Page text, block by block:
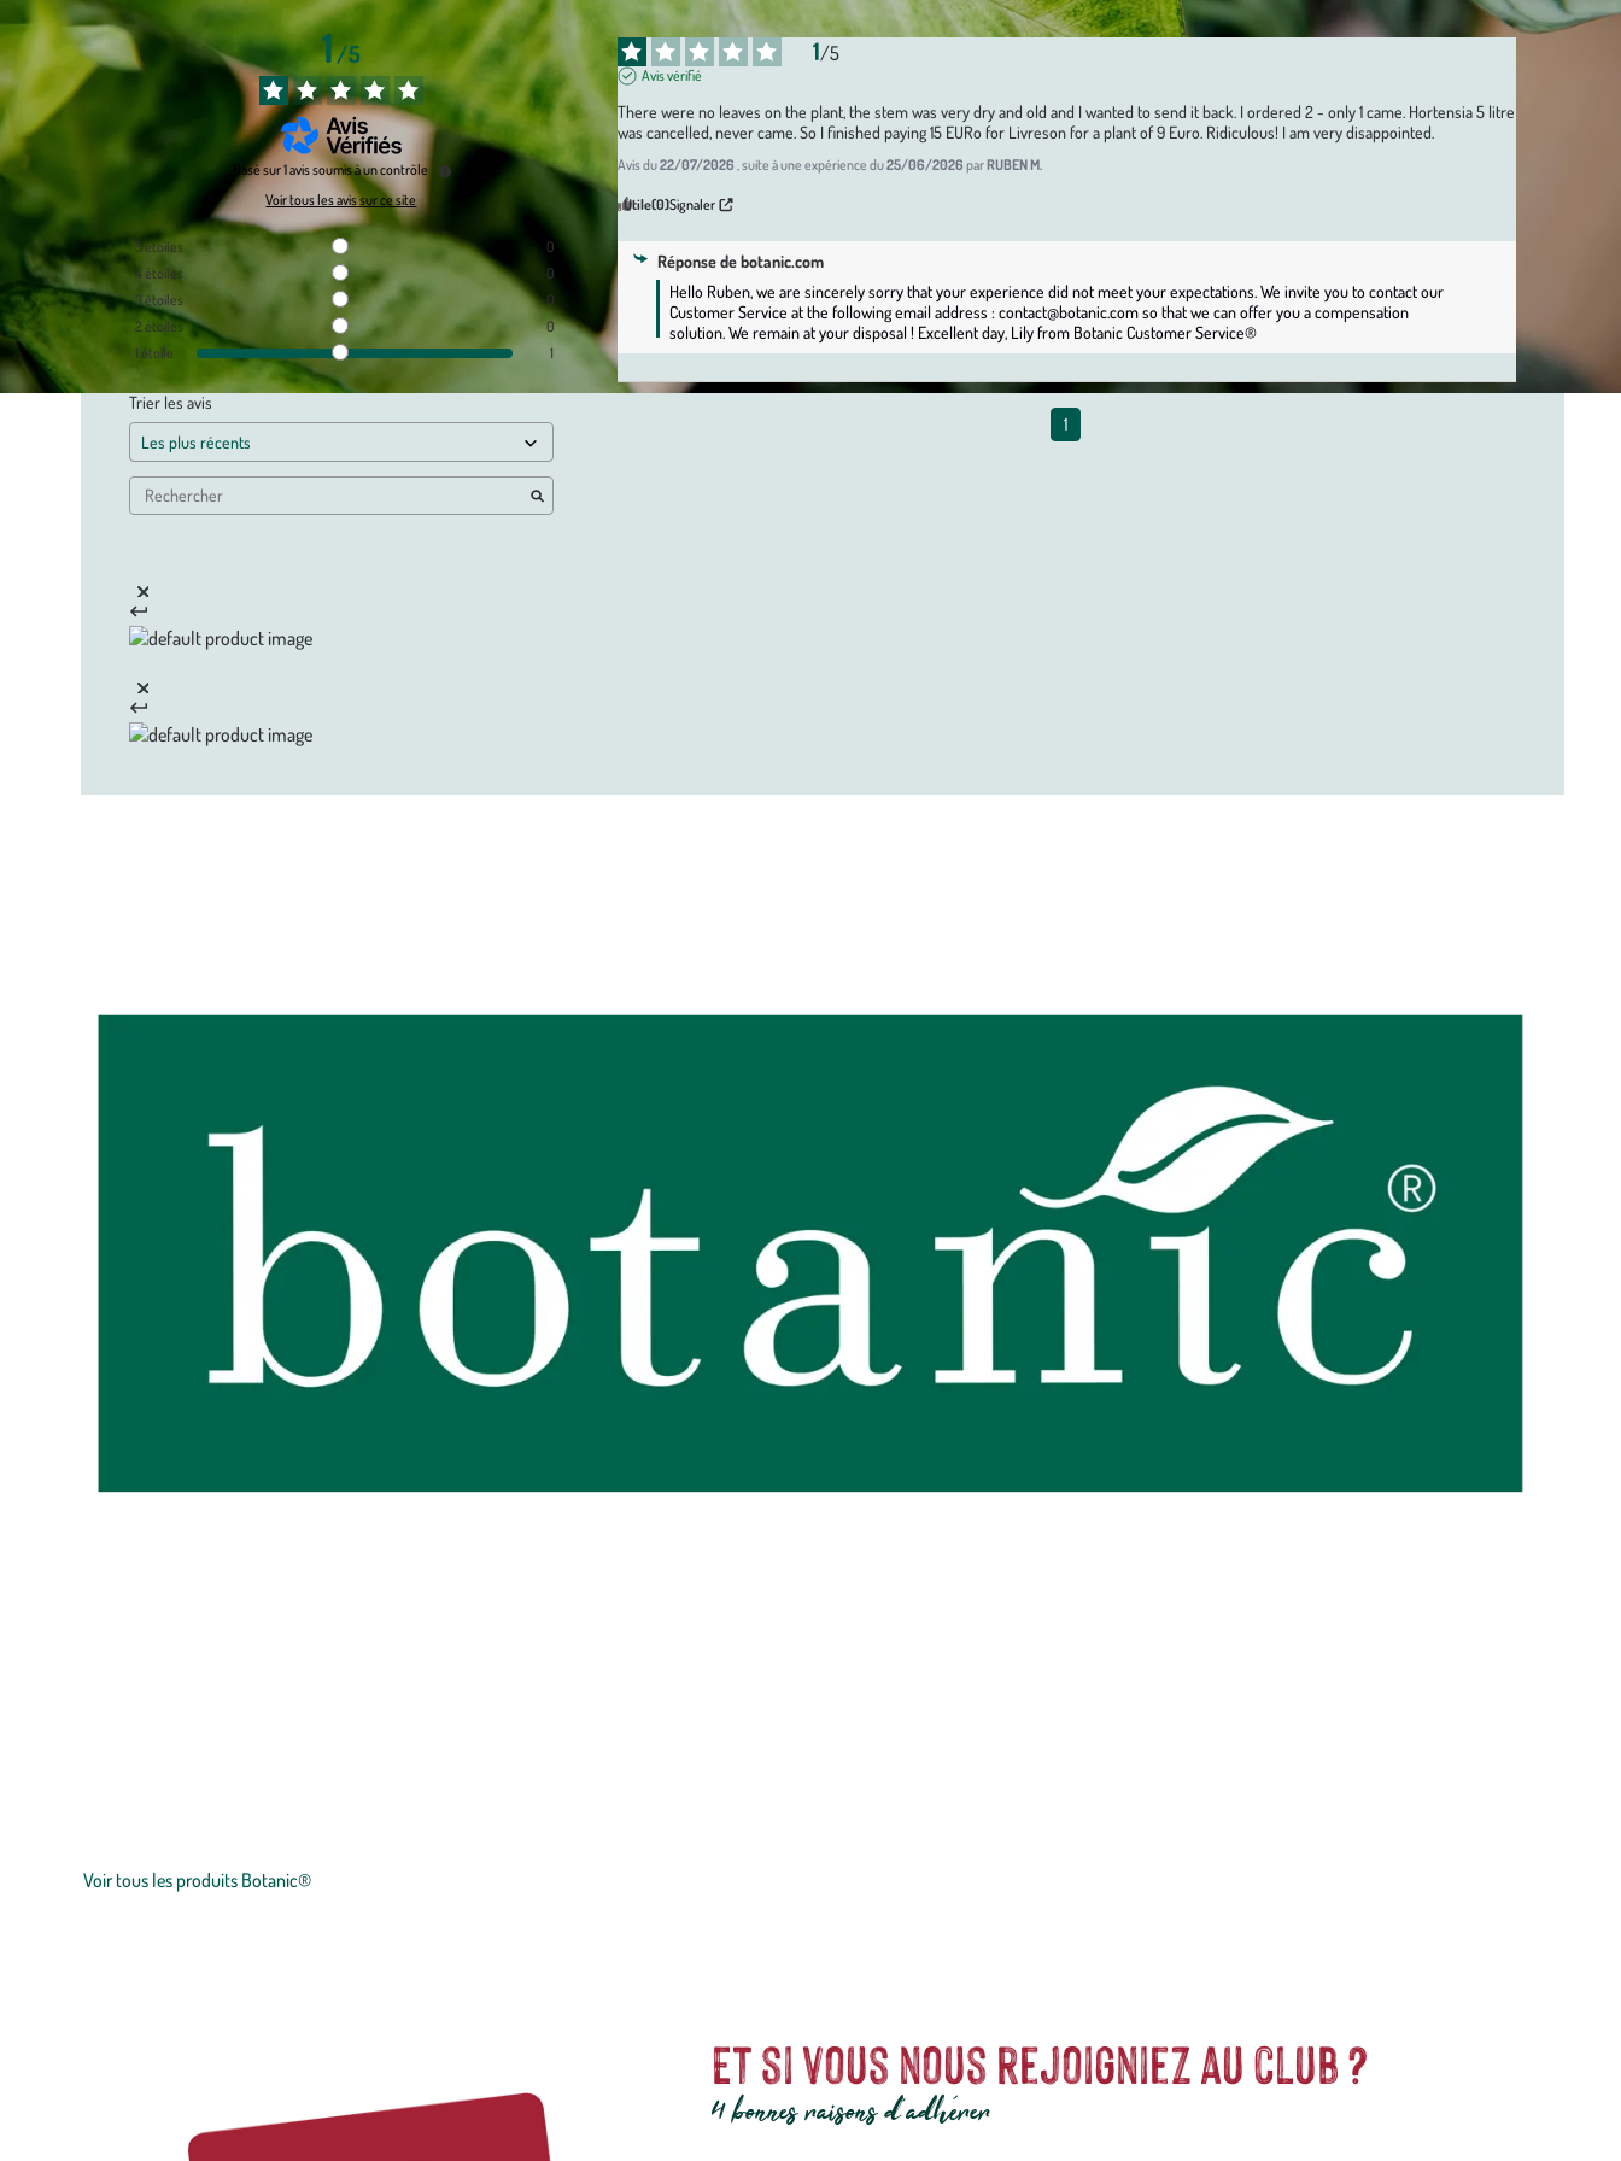
1/5
Basé sur1avis soumis à un contrôle
Voir tous les avis sur ce site
5étoiles
0
4 étoiles
0
3étoiles
0
2 étoiles
0
1 étoile 1
Trier les avis
1/5
Avis vérifié
There were no leaves on the plant, the stem was very dry and old and I wanted to send it back. I ordered 2 - only 1 came. Hortensia 5 litre
was cancelled, never came. So I finished paying 15 EURo for Livreson for a plant of 9 Euro. Ridiculous! I am very disappointed.
Avis du22/07/2026 , suite à une expérience du25/06/2026 parRUBEN M.
Utile(0)Signaler
Réponse debotanic.com
Hello Ruben, we are sincerely sorry that your experience did not meet your expectations. We invite you to contact our
Customer Service at the following email address : contact@botanic.com so that we can offer you a compensation
solution. We remain at your disposal ! Excellent day, Lily from Botanic Customer Service®
1
Voir tous les produits Botanic®
Et si vous nous rejoigniez au club ?
4 bonnes raisons d'adhérer